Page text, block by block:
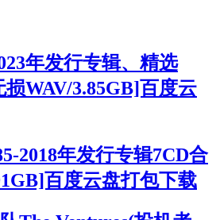
年发行专辑、精选
WAV/3.85GB]百度云
2018年发行专辑7CD合
百度云盘打包下载